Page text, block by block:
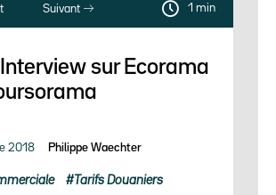
Suivant 1 min
sur Ecorama
2018 Philippe Waechter
Tarifs Douaniers